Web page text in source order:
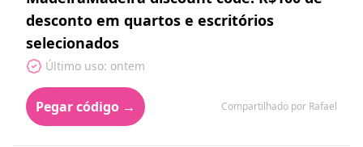
desconto em quartos e escritórios
selecionados
Último uso: ontem
Pegar código → Compartilhado por Rafael